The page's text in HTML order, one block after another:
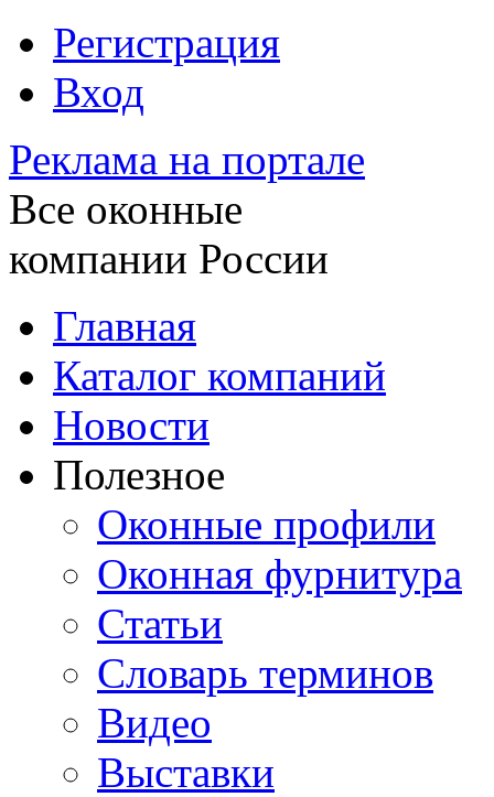
Регистрация
Вход
Реклама на портале
Все оконные
компании России
Главная
Каталог компаний
Новости
Полезное
Оконные профили
Оконная фурнитура
Статьи
Словарь терминов
Видео
Выставки